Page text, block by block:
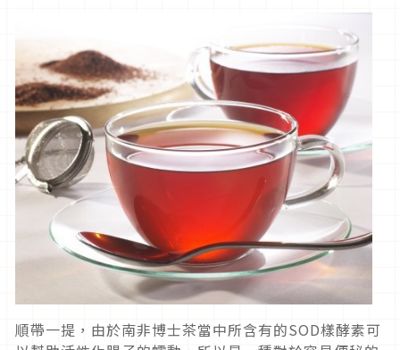
順帶一提，由於南非博士茶當中所含有的SOD樣酵素可